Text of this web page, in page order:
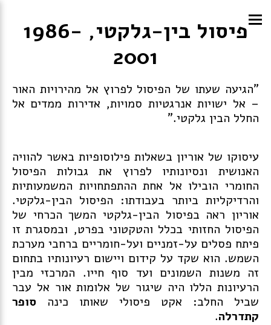
פיסול בין-גלקטי, 1986-
2001
"הגיעה שעתו של הפיסול לפרוץ אל מהירויות האור
– אל ישויות אנרגטיות סמויות, אדירות ממדים אל
החלל הבין גלקטי."
עיסוקו של אוריון בשאלות פילוסופיות באשר להוויה
האנושית ונסיונותיו לפרוץ את גבולות הפיסול
החומרי הובילו אל אחת ההתפתחויות המשמעותיות
והרדיקליות ביותר בעבודתו: הפיסול הבין-גלקטי.
אוריון ראה בפיסול הבין-גלקטי המשך הכרחי של
הפיסול החזותי בכלל והטקטוני בפרט, ובמסגרת זו
פיתח פסלים על-זמניים ועל-חומריים ברחבי מערכת
השמש. הוא שקד על קידום ויישום רעיונותיו בתחום
זה משנות השמונים ועד סוף חייו. המרכזי מבין
הרעיונות הללו היה שיגור של אלומות אור אל עבר
שביל החלב: אקט פיסולי שאותו כינה סופר
קתדרלה.